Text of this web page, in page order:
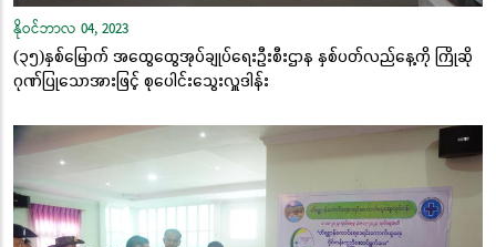
နိုဝင်ဘာလ 04, 2023
(၃၅)နှစ်မြောက် အထွေထွေအုပ်ချုပ်ရေးဦးစီးဌာန နှစ်ပတ်လည်နေ့ကို ကြိုဆို
ဂုဏ်ပြုသောအားဖြင့် စုပေါင်းသွေးလှူဒါန်း